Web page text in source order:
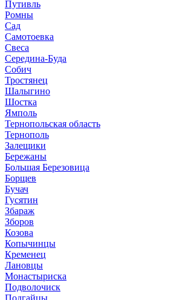
Путивль
Ромны
Сад
Самотоевка
Свеса
Середина-Буда
Собич
Тростянец
Шалыгино
Шостка
Ямполь
Тернопольская область
Тернополь
Залещики
Бережаны
Большая Березовица
Борщев
Бучач
Гусятин
Збараж
Зборов
Козова
Копычинцы
Кременец
Лановцы
Монастыриска
Подволочиск
Подгайцы